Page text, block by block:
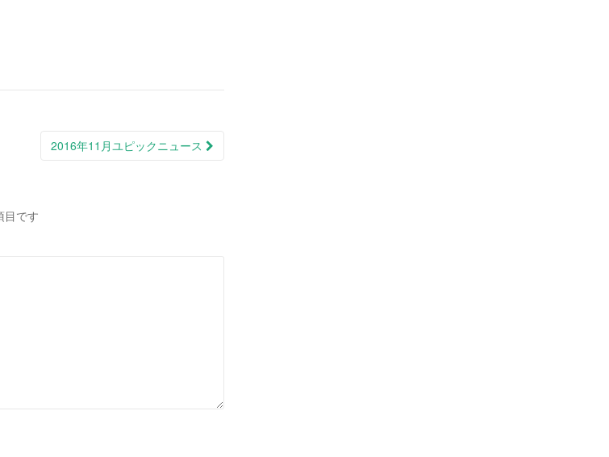
2016年11月ユピックニュース
目です